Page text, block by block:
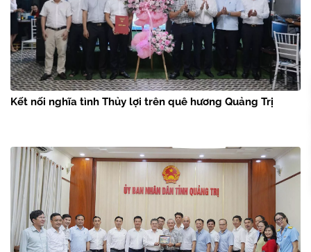
Kết nối nghĩa tình Thủy lợi trên quê hương Quảng Trị